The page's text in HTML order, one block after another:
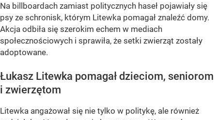
Na billboardach zamiast politycznych haseł pojawiały się
psy ze schronisk, którym Litewka pomagał znaleźć domy.
Akcja odbiła się szerokim echem w mediach
społecznościowych i sprawiła, że setki zwierząt zostały
adoptowane.
Łukasz Litewka pomagał dzieciom, seniorom
i zwierzętom
Litewka angażował się nie tylko w politykę, ale również